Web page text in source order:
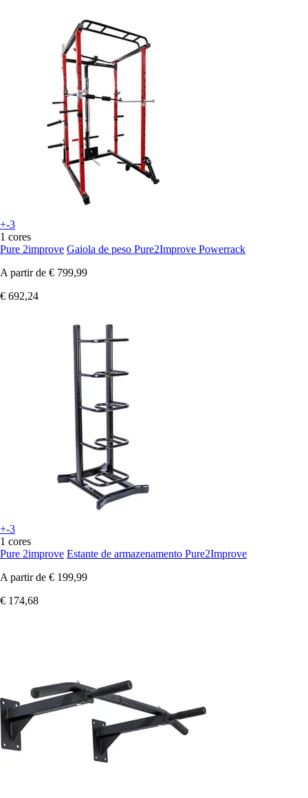
+-3
1 cores
Pure 2improve Gaiola de peso Pure2Improve Powerrack
A partir de € 799,99
€ 692,24
+-3
1 cores
Pure 2improve Estante de armazenamento Pure2Improve
A partir de € 199,99
€ 174,68